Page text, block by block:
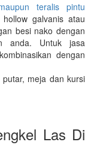
teralis pintu
galvanis atau
besi nako dengan
anda. Untuk jasa
dengan
meja dan kursi
Las Di